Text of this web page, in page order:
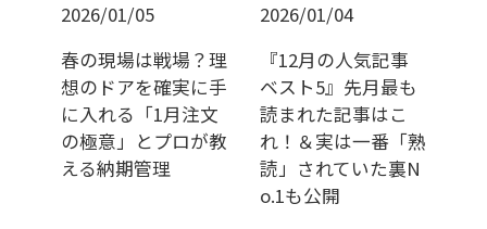
2026/01/05
春の現場は戦場？理
想のドアを確実に手
に入れる「1月注文
の極意」とプロが教
える納期管理
2026/01/04
『12月の人気記事
ベスト5』先月最も
読まれた記事はこ
れ！＆実は一番「熟
読」されていた裏N
o.1も公開